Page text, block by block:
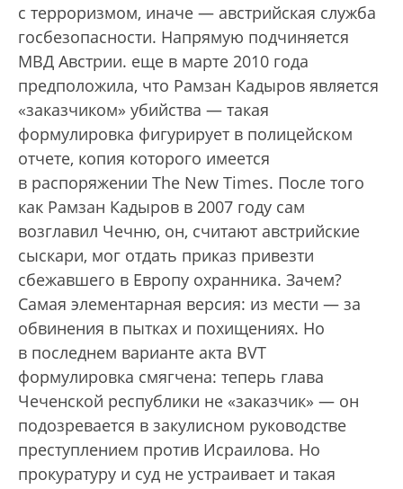
с терроризмом, иначе — австрийская служба
госбезопасности. Напрямую подчиняется
МВД Австрии. еще в марте 2010 года
предположила, что Рамзан Кадыров является
«заказчиком» убийства — такая
формулировка фигурирует в полицейском
отчете, копия которого имеется
в распоряжении The New Times. После того
как Рамзан Кадыров в 2007 году сам
возглавил Чечню, он, считают австрийские
сыскари, мог отдать приказ привезти
сбежавшего в Европу охранника. Зачем?
Самая элементарная версия: из мести — за
обвинения в пытках и похищениях. Но
в последнем варианте акта BVT
формулировка смягчена: теперь глава
Чеченской республики не «заказчик» — он
подозревается в закулисном руководстве
преступлением против Исраилова. Но
прокуратуру и суд не устраивает и такая